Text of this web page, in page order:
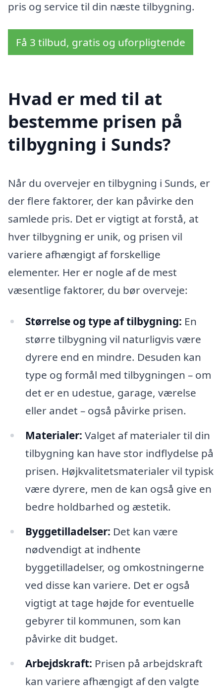
pris og service til din næste tilbygning.
Få 3 tilbud, gratis og uforpligtende
Hvad er med til at
bestemme prisen på
tilbygning i Sunds?
Når du overvejer en tilbygning i Sunds, er
der flere faktorer, der kan påvirke den
samlede pris. Det er vigtigt at forstå, at
hver tilbygning er unik, og prisen vil
variere afhængigt af forskellige
elementer. Her er nogle af de mest
væsentlige faktorer, du bør overveje:
Størrelse og type af tilbygning: En
større tilbygning vil naturligvis være
dyrere end en mindre. Desuden kan
type og formål med tilbygningen – om
det er en udestue, garage, værelse
eller andet – også påvirke prisen.
Materialer: Valget af materialer til din
tilbygning kan have stor indflydelse på
prisen. Højkvalitetsmaterialer vil typisk
være dyrere, men de kan også give en
bedre holdbarhed og æstetik.
Byggetilladelser: Det kan være
nødvendigt at indhente
byggetilladelser, og omkostningerne
ved disse kan variere. Det er også
vigtigt at tage højde for eventuelle
gebyrer til kommunen, som kan
påvirke dit budget.
Arbejdskraft: Prisen på arbejdskraft
kan variere afhængigt af den valgte